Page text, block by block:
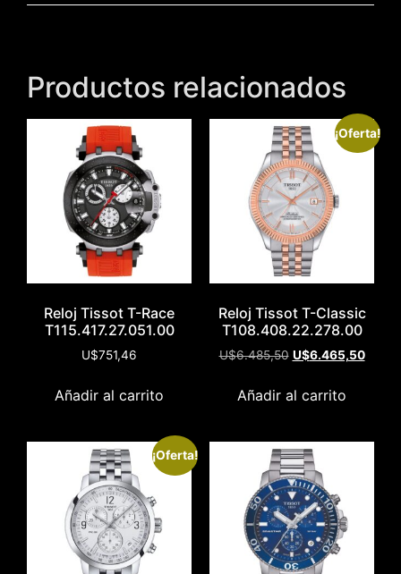
Productos relacionados
Reloj Tissot T-Race
T115.417.27.051.00
U$751,46
Añadir al carrito
¡Oferta!
Reloj Tissot T-Classic
T108.408.22.278.00
U$6.485,50 U$6.465,50
Añadir al carrito
¡Oferta!